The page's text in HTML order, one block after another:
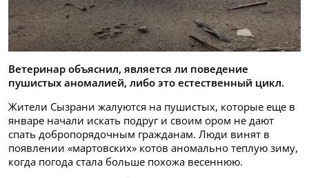
Ветеринар объяснил, является ли поведение
пушистых аномалией, либо это естественный цикл.
Жители Сызрани жалуются на пушистых, которые еще в
январе начали искать подруг и своим ором не дают
спать добропорядочным гражданам. Люди винят в
появлении «мартовских» котов аномально теплую зиму,
когда погода стала больше похожа весеннюю.